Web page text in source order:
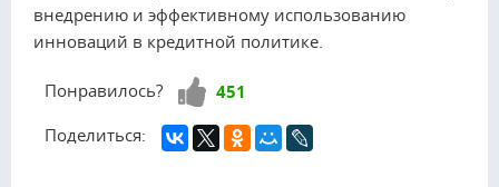
внедрению и эффективному использованию
инноваций в кредитной политике.
Понравилось? Нравится!
451
Поделиться: